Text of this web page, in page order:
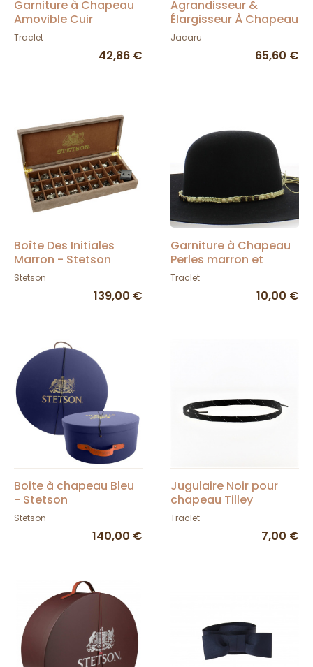
Garniture à Chapeau
Amovible Cuir
Cowboy - Style
Traclet
42,86 €
Agrandisseur &
Élargisseur À Chapeau
- American Hat
Jacaru
65,60 €
Boîte Des Initiales
Marron - Stetson
Stetson
139,00 €
Garniture à Chapeau
Perles marron et
crème - Traclet
Traclet
10,00 €
Boite à chapeau Bleu
- Stetson
Stetson
140,00 €
Jugulaire Noir pour
chapeau Tilley
Traclet
7,00 €